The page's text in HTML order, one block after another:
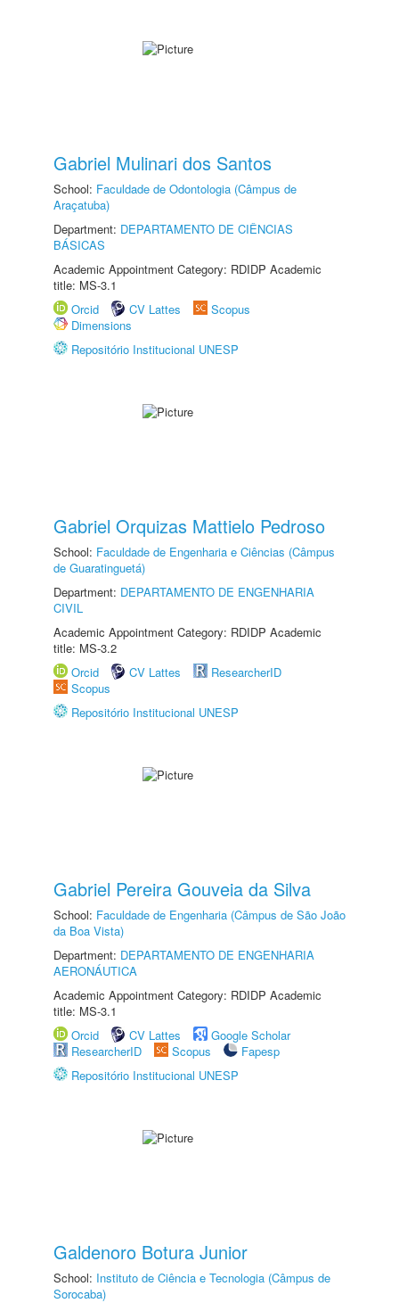
Gabriel Mulinari dos Santos
School: Faculdade de Odontologia (Câmpus de
Araçatuba)
Department: DEPARTAMENTO DE CIÊNCIAS
BÁSICAS
Academic Appointment Category: RDIDP Academic
title: MS-3.1
Orcid
CV Lattes
Scopus
Dimensions
Repositório Institucional UNESP
Gabriel Orquizas Mattielo Pedroso
School: Faculdade de Engenharia e Ciências (Câmpus
de Guaratinguetá)
Department: DEPARTAMENTO DE ENGENHARIA
CIVIL
Academic Appointment Category: RDIDP Academic
title: MS-3.2
Orcid
CV Lattes
ResearcherID
Scopus
Repositório Institucional UNESP
Gabriel Pereira Gouveia da Silva
School: Faculdade de Engenharia (Câmpus de São João
da Boa Vista)
Department: DEPARTAMENTO DE ENGENHARIA
AERONÁUTICA
Academic Appointment Category: RDIDP Academic
title: MS-3.1
Orcid
CV Lattes
Google Scholar
ResearcherID
Scopus
Fapesp
Repositório Institucional UNESP
Galdenoro Botura Junior
School: Instituto de Ciência e Tecnologia (Câmpus de
Sorocaba)